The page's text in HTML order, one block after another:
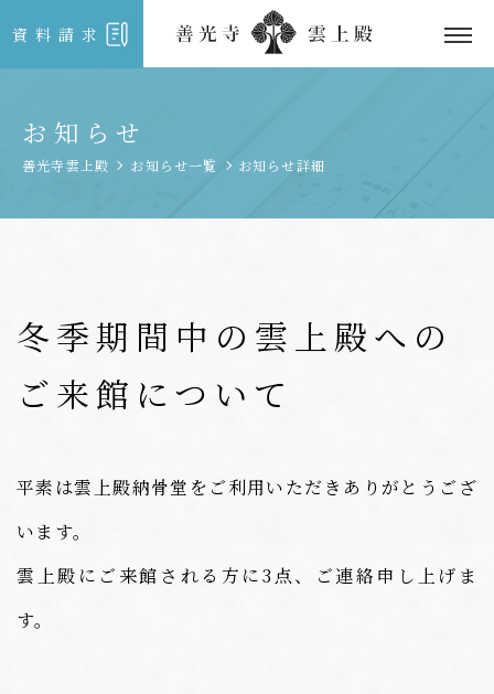
資料請求
お知らせ
善光寺雲上殿 お知らせ一覧 お知らせ詳細
冬季期間中の雲上殿への
ご来館について
平素は雲上殿納骨堂をご利用いただきありがとうござ
います。
雲上殿にご来館される方に3点、ご連絡申し上げま
す。